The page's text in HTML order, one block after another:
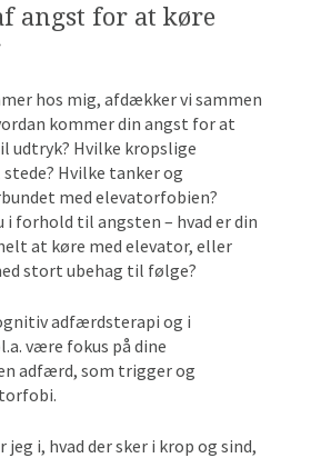
angst for at køre
hos mig, afdækker vi sammen
kommer din angst for at
udtryk? Hvilke kropslige
Hvilke tanker og
med elevatorfobien?
i forhold til angsten – hvad er din
at køre med elevator, eller
stort ubehag til følge?
adfærdsterapi og i
være fokus på dine
adfærd, som trigger og
i, hvad der sker i krop og sind,